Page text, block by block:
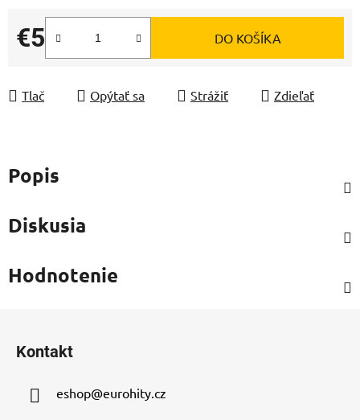
€5
Jednotková cena:
DO KOŠÍKA
Tlač Opýtať sa Strážiť Zdieľať
Popis
Diskusia
Hodnotenie
Kontakt
eshop@eurohity.cz